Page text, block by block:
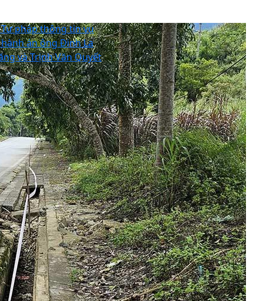
pháp thông tin vụ
án ông Đinh La
và Trịnh Văn Quyết